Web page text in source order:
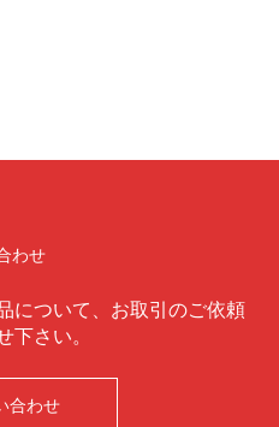
わせ
について、お取引のご依頼
さい。
合わせ